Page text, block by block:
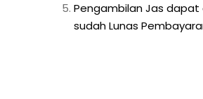
Pengambilan Jas dapat
sudah Lunas